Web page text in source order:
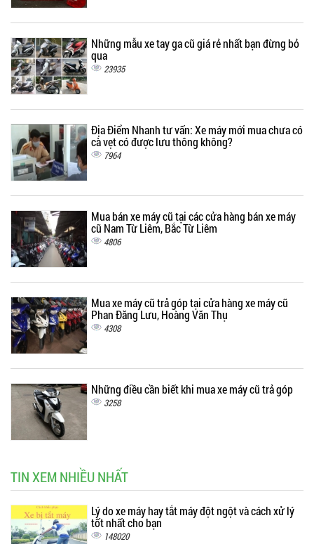
Những mẫu xe tay ga cũ giá rẻ nhất bạn đừng bỏ
qua
23935
Địa Điểm Nhanh tư vấn: Xe máy mới mua chưa có
cà vẹt có được lưu thông không?
7964
Mua bán xe máy cũ tại các cửa hàng bán xe máy
cũ Nam Từ Liêm, Bắc Từ Liêm
4806
Mua xe máy cũ trả góp tại cửa hàng xe máy cũ
Phan Đăng Lưu, Hoàng Văn Thụ
4308
Những điều cần biết khi mua xe máy cũ trả góp
3258
TIN XEM NHIỀU NHẤT
Lý do xe máy hay tắt máy đột ngột và cách xử lý
tốt nhất cho bạn
148020